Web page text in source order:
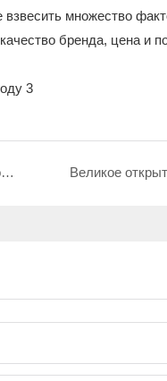
множество
бренда, цена
Сварочные аппараты для металла: как добиться высококачественной сварки